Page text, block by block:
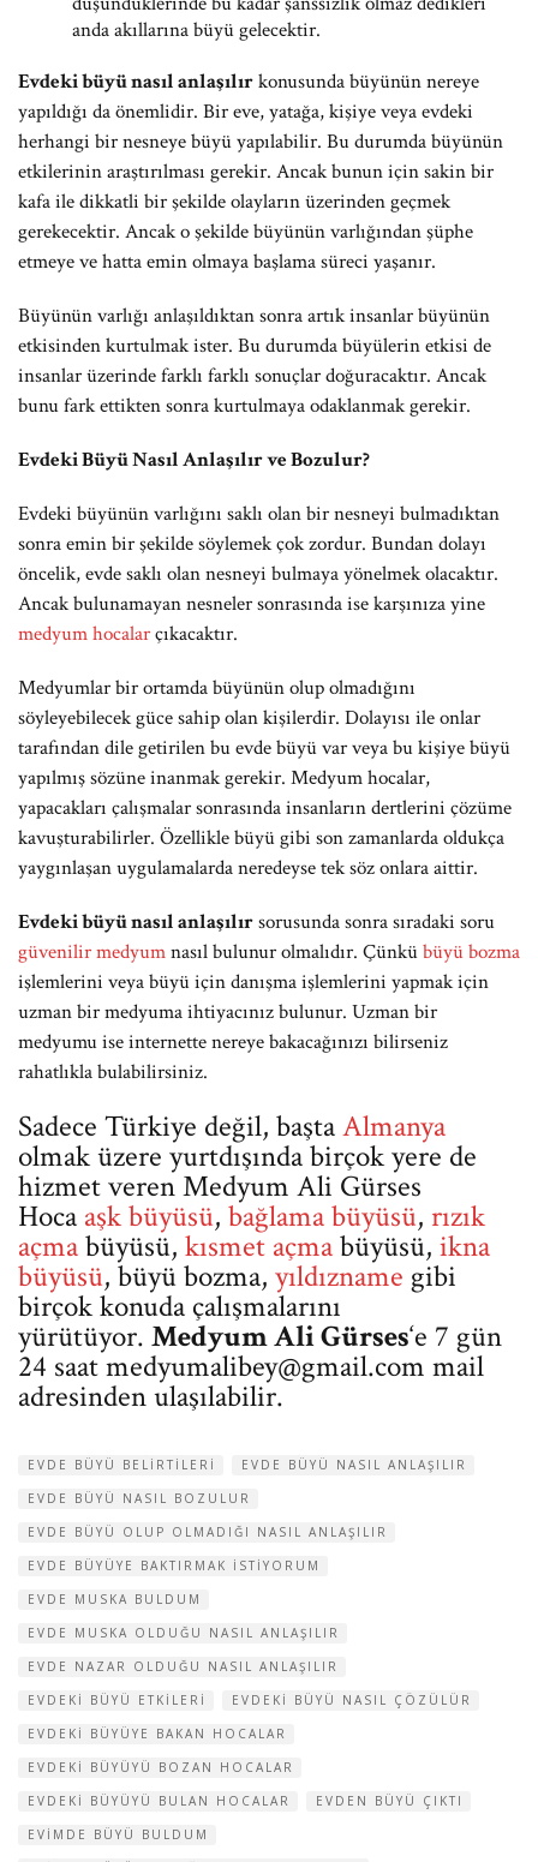
anda akıllarına büyü gelecektir.
Evdeki büyü nasıl anlaşılırkonusunda büyünün nereye
yapıldığı da önemlidir. Bir eve, yatağa, kişiye veya evdeki
herhangi bir nesneye büyü yapılabilir. Bu durumda büyünün
etkilerinin araştırılması gerekir. Ancak bunun için sakin bir
kafa ile dikkatli bir şekilde olayların üzerinden geçmek
gerekecektir. Ancak o şekilde büyünün varlığından şüphe
etmeye ve hatta emin olmaya başlama süreci yaşanır.
Büyünün varlığı anlaşıldıktan sonra artık insanlar büyünün
etkisinden kurtulmak ister. Bu durumda büyülerin etkisi de
insanlar üzerinde farklı farklı sonuçlar doğuracaktır. Ancak
bunu fark ettikten sonra kurtulmaya odaklanmak gerekir.
Evdeki Büyü Nasıl Anlaşılır ve Bozulur?
Evdeki büyünün varlığını saklı olan bir nesneyi bulmadıktan
sonra emin bir şekilde söylemek çok zordur. Bundan dolayı
öncelik, evde saklı olan nesneyi bulmaya yönelmek olacaktır.
Ancak bulunamayan nesneler sonrasında ise karşınıza yine
medyum hocalarçıkacaktır.
Medyumlar bir ortamda büyünün olup olmadığını
söyleyebilecek güce sahip olan kişilerdir. Dolayısı ile onlar
tarafından dile getirilen bu evde büyü var veya bu kişiye büyü
yapılmış sözüne inanmak gerekir. Medyum hocalar,
yapacakları çalışmalar sonrasında insanların dertlerini çözüme
kavuşturabilirler. Özellikle büyü gibi son zamanlarda oldukça
yaygınlaşan uygulamalarda neredeyse tek söz onlara aittir.
Evdeki büyü nasıl anlaşılırsorusunda sonra sıradaki soru
güvenilir medyumnasıl bulunur olmalıdır. Çünkübüyü bozma
işlemlerini veya büyü için danışma işlemlerini yapmak için
uzman bir medyuma ihtiyacınız bulunur. Uzman bir
medyumu ise internette nereye bakacağınızı bilirseniz
rahatlıkla bulabilirsiniz.
Sadece Türkiye değil, baştaAlmanya
olmak üzere yurtdışında birçok yere de
hizmet veren Medyum Ali Gürses
Hoca aşk büyüsü, bağlama büyüsü, rızık
açmabüyüsü, kısmet açmabüyüsü, ikna
büyüsü, büyü bozma, yıldızname gibi
birçok konuda çalışmalarını
yürütüyor. Medyum Ali Gürses‘e 7 gün
24 saatmedyumalibey@gmail.com mail
adresinden ulaşılabilir.
EVDE BÜYÜ BELIRTILERI
EVDE BÜYÜ NASIL ANLAŞILIR
EVDE BÜYÜ NASIL BOZULUR
EVDE BÜYÜ OLUP OLMADIĞI NASIL ANLAŞILIR
EVDE BÜYÜYE BAKTIRMAK ISTIYORUM
EVDE MUSKA BULDUM
EVDE MUSKA OLDUĞU NASIL ANLAŞILIR
EVDE NAZAR OLDUĞU NASIL ANLAŞILIR
EVDEKI BÜYÜ ETKILERI
EVDEKI BÜYÜ NASIL ÇÖZÜLÜR
EVDEKI BÜYÜYE BAKAN HOCALAR
EVDEKI BÜYÜYÜ BOZAN HOCALAR
EVDEKI BÜYÜYÜ BULAN HOCALAR
EVDEN BÜYÜ ÇIKTI
EVIMDE BÜYÜ BULDUM